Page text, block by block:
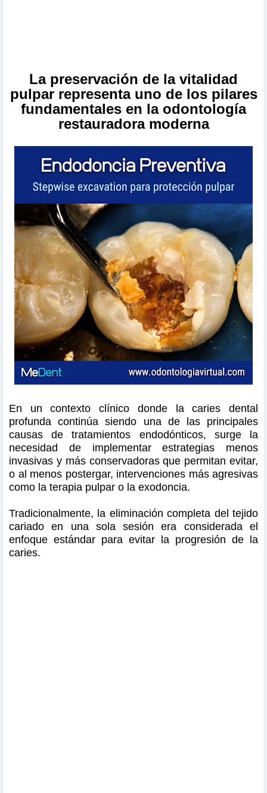
La preservación de la vitalidad
pulpar representa uno de los pilares
fundamentales en la odontología
restauradora moderna
En un contexto clínico donde la caries dental
profunda continúa siendo una de las principales
causas de tratamientos endodónticos, surge la
necesidad de implementar estrategias menos
invasivas y más conservadoras que permitan evitar,
o al menos postergar, intervenciones más agresivas
como la terapia pulpar o la exodoncia.
Tradicionalmente, la eliminación completa del tejido
cariado en una sola sesión era considerada el
enfoque estándar para evitar la progresión de la
caries.